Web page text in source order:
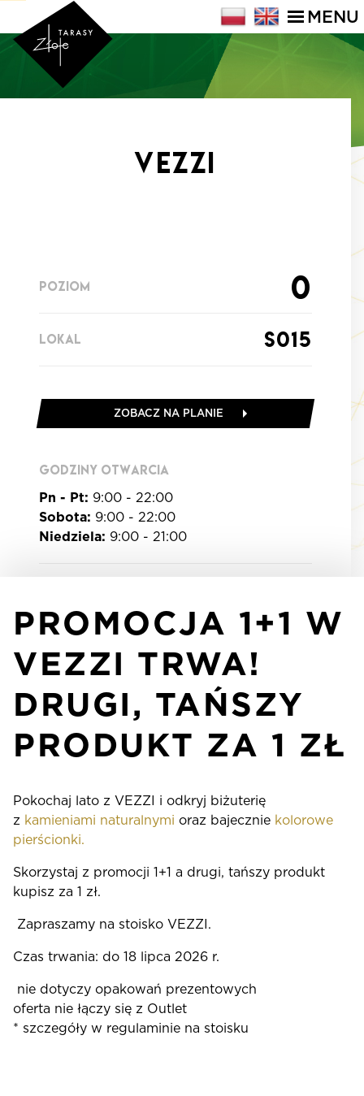
MENU
VEZZI
POZIOM 0
LOKAL s015
ZOBACZ NA PLANIE
GODZINY OTWARCIA
Pn - Pt: 9:00 - 22:00
Sobota: 9:00 - 22:00
Niedziela: 9:00 - 21:00
PROMOCJA 1+1 W
VEZZI TRWA!
DRUGI, TAŃSZY
PRODUKT ZA 1 ZŁ
Pokochaj lato z VEZZI i odkryj biżuterię
z kamieniami naturalnymi oraz bajecznie kolorowe
pierścionki.
Skorzystaj z promocji 1+1 a drugi, tańszy produkt
kupisz za 1 zł.
Zapraszamy na stoisko VEZZI.
Czas trwania: do 18 lipca 2026 r.
nie dotyczy opakowań prezentowych
oferta nie łączy się z Outlet
* szczegóły w regulaminie na stoisku